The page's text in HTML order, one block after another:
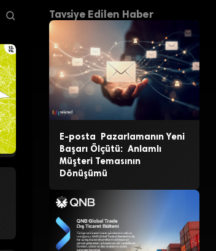
Tavsiye Edilen Haber
E-posta Pazarlamanın Yeni
Başarı Ölçütü: Anlamlı
Müşteri Temasının
Dönüşümü